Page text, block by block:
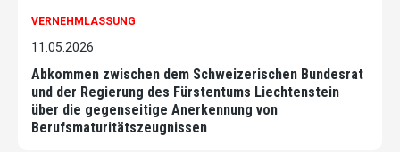
VERNEHMLASSUNG
11.05.2026
Abkommen zwischen dem Schweizerischen Bundesrat
und der Regierung des Fürstentums Liechtenstein
über die gegenseitige Anerkennung von
Berufsmaturitätszeugnissen